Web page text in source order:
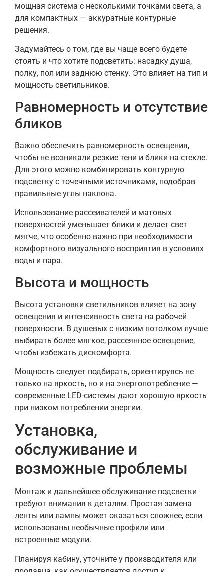
мощная система с несколькими точками света, а
для компактных — аккуратные контурные
решения.
Задумайтесь о том, где вы чаще всего будете
стоять и что хотите подсветить: насадку душа,
полку, пол или заднюю стенку. Это влияет на тип и
мощность светильников.
Равномерность и отсутствие
бликов
Важно обеспечить равномерность освещения,
чтобы не возникали резкие тени и блики на стекле.
Для этого можно комбинировать контурную
подсветку с точечными источниками, подобрав
правильные углы наклона.
Использование рассеивателей и матовых
поверхностей уменьшает блики и делает свет
мягче, что особенно важно при необходимости
комфортного визуального восприятия в условиях
воды и пара.
Высота и мощность
Высота установки светильников влияет на зону
освещения и интенсивность света на рабочей
поверхности. В душевых с низким потолком лучше
выбирать более мягкое, рассеянное освещение,
чтобы избежать дискомфорта.
Мощность следует подбирать, ориентируясь не
только на яркость, но и на энергопотребление —
современные LED-системы дают хорошую яркость
при низком потреблении энергии.
Установка,
обслуживание и
возможные проблемы
Монтаж и дальнейшее обслуживание подсветки
требуют внимания к деталям. Простая замена
ленты или лампы может оказаться сложнее, если
использованы необычные профили или
встроенные модули.
Планируя кабину, уточните у производителя или